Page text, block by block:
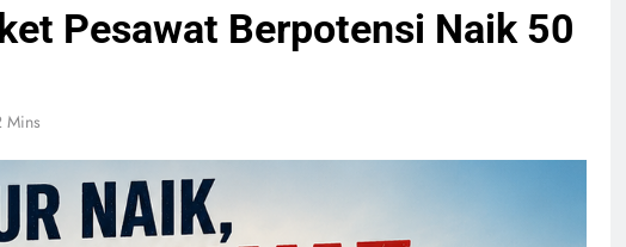
Pesawat Berpotensi Naik 50
Mins